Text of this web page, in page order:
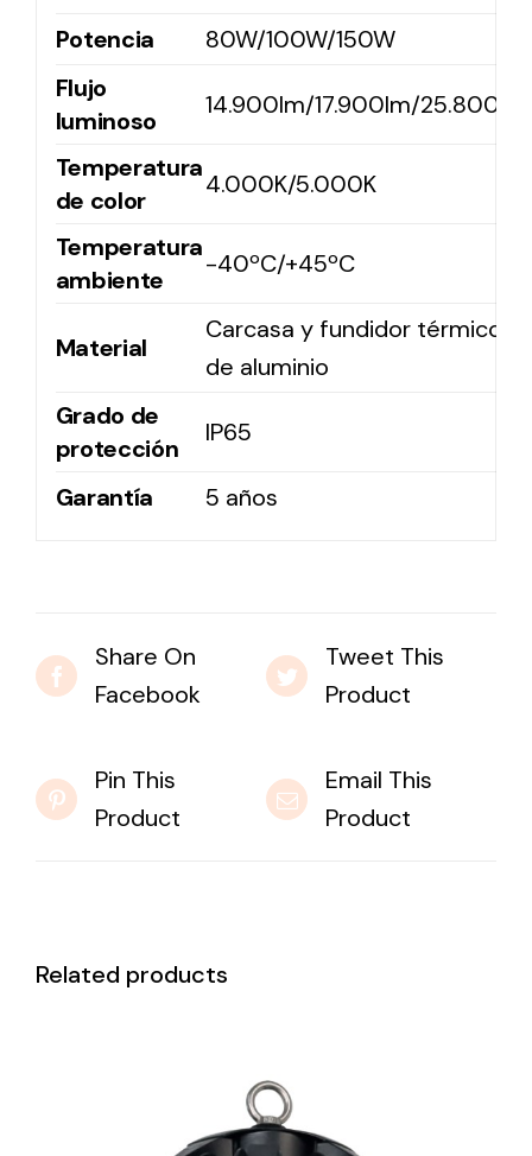
Potencia
80W/100W/150W
Flujo
luminoso
14.900lm/17.900lm/25.800lm
Temperatura
de color
4.000K/5.000K
Temperatura
ambiente
-40ºC/+45ºC
Material
Carcasa y fundidor térmico
de aluminio
Grado de
protección
IP65
Garantía 5 años
Share On
Facebook
Tweet This
Product
Pin This
Product
Email This
Product
Related products